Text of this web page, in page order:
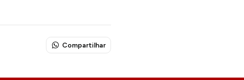
Compartilhar